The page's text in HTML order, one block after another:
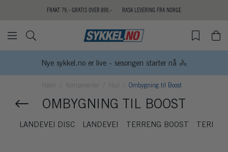
FRAKT 79,- GRATIS OVER 899,- RASK LEVERING FRA NORGE
Nye sykkel.no er live - sesongen starter nå 🚴
Hjem Komponenter Ombygning til Boost
OMBYGNING TIL BOOST
LANDEVEI DISC LANDEVEI TERRENG BOOST